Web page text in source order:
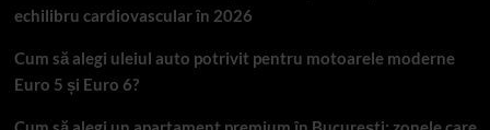
echilibru cardiovascular în 2026
Cum să alegi uleiul auto potrivit pentru motoarele moderne
Euro 5 și Euro 6?